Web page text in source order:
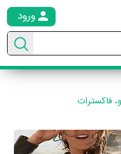
ورود
فاکسترات